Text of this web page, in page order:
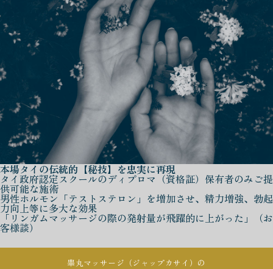
本場タイの伝統的【秘技】を忠実に再現
タイ政府認定スクールのディプロマ（資格証）保有者のみご提
供可能な施術
男性ホルモン「テストステロン」を増加させ、精力増強、勃起
力向上等に多大な効果
「リンガムマッサージの際の発射量が飛躍的に上がった」（お
客様談）
睾丸マッサージ（ジャップカサイ）の